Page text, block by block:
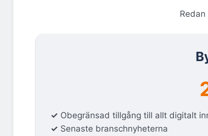
✓ Obegränsad tillgång till allt digitalt
✓ Senaste branschnyheterna